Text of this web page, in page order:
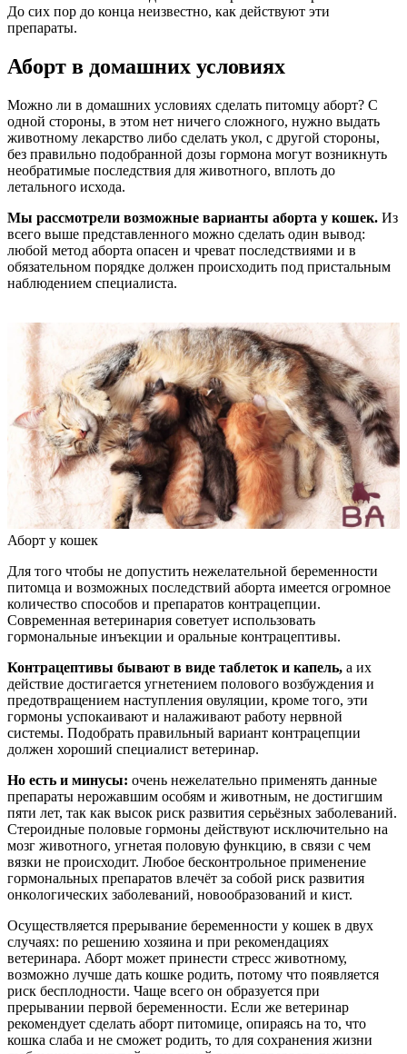
До сих пор до конца неизвестно, как действуют эти
препараты.
Аборт в домашних условиях
Можно ли в домашних условиях сделать питомцу аборт? С
одной стороны, в этом нет ничего сложного, нужно выдать
животному лекарство либо сделать укол, с другой стороны,
без правильно подобранной дозы гормона могут возникнуть
необратимые последствия для животного, вплоть до
летального исхода.
Мы рассмотрели возможные варианты аборта у кошек. Из
всего выше представленного можно сделать один вывод:
любой метод аборта опасен и чреват последствиями и в
обязательном порядке должен происходить под пристальным
наблюдением специалиста.
Аборт у кошек
Для того чтобы не допустить нежелательной беременности
питомца и возможных последствий аборта имеется огромное
количество способов и препаратов контрацепции.
Современная ветеринария советует использовать
гормональные инъекции и оральные контрацептивы.
Контрацептивы бывают в виде таблеток и капель, а их
действие достигается угнетением полового возбуждения и
предотвращением наступления овуляции, кроме того, эти
гормоны успокаивают и налаживают работу нервной
системы. Подобрать правильный вариант контрацепции
должен хороший специалист ветеринар.
Но есть и минусы: очень нежелательно применять данные
препараты нерожавшим особям и животным, не достигшим
пяти лет, так как высок риск развития серьёзных заболеваний.
Стероидные половые гормоны действуют исключительно на
мозг животного, угнетая половую функцию, в связи с чем
вязки не происходит. Любое бесконтрольное применение
гормональных препаратов влечёт за собой риск развития
онкологических заболеваний, новообразований и кист.
Осуществляется прерывание беременности у кошек в двух
случаях: по решению хозяина и при рекомендациях
ветеринара. Аборт может принести стресс животному,
возможно лучше дать кошке родить, потому что появляется
риск бесплодности. Чаще всего он образуется при
прерывании первой беременности. Если же ветеринар
рекомендует сделать аборт питомице, опираясь на то, что
кошка слаба и не сможет родить, то для сохранения жизни